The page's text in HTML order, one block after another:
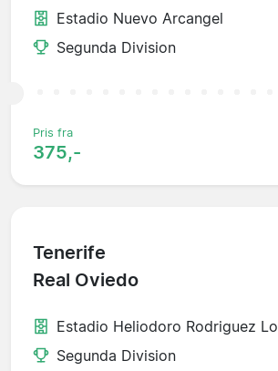
Estadio Nuevo Arcangel
Segunda Division
Pris fra
375,-
Tenerife
Real Oviedo
Estadio Heliodoro Rodriguez
Segunda Division